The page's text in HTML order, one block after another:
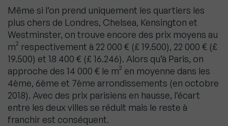
Même si l’on prend uniquement les quartiers les
plus chers de Londres, Chelsea, Kensington et
Westminster, on trouve encore des prix moyens au
m² respectivement à 22 000 € (£ 19.500), 22 000 € (£
19.500) et 18 400 € (£ 16.246). Alors qu’à Paris, on
approche des 14 000 € le m² en moyenne dans les
4ème, 6ème et 7ème arrondissements (en octobre
2018). Avec des prix parisiens en hausse, l’écart
entre les deux villes se réduit mais le reste à
franchir est conséquent.